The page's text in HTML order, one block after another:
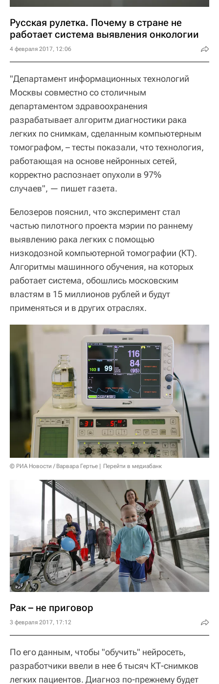
Русская рулетка. Почему в стране не
работает система выявления онкологии
4 февраля 2017, 12:06
"Департамент информационных технологий
Москвы совместно со столичным
департаментом здравоохранения
разрабатывает алгоритм диагностики рака
легких по снимкам, сделанным компьютерным
томографом, – тесты показали, что технология,
работающая на основе нейронных сетей,
корректно распознает опухоли в 97%
случаев", — пишет газета.
Белозеров пояснил, что эксперимент стал
частью пилотного проекта мэрии по раннему
выявлению рака легких с помощью
низкодозной компьютерной томографии (КТ).
Алгоритмы машинного обучения, на которых
работает система, обошлись московским
властям в 15 миллионов рублей и будут
применяться и в других отраслях.
© РИА Новости / Варвара Гертье Перейти в медиабанк
Рак – не приговор
3 февраля 2017, 17:12
По его данным, чтобы "обучить" нейросеть,
разработчики ввели в нее 6 тысяч КТ-снимков
легких пациентов. Диагноз по-прежнему будет